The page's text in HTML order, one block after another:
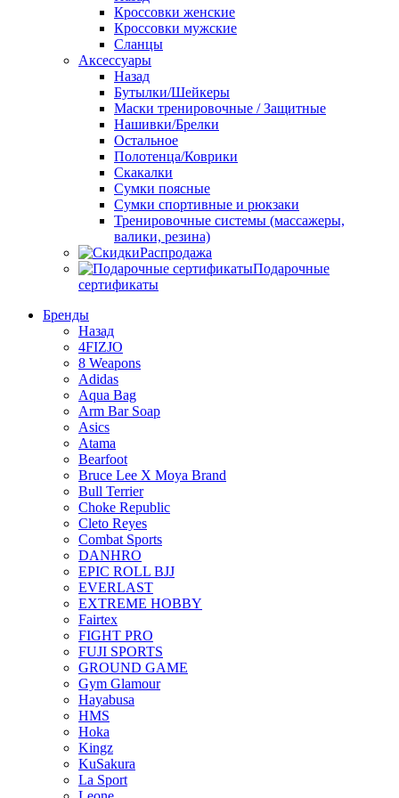
Кроссовки женские
Кроссовки мужские
Сланцы
Аксессуары
Назад
Бутылки/Шейкеры
Маски тренировочные / Защитные
Нашивки/Брелки
Остальное
Полотенца/Коврики
Скакалки
Сумки поясные
Сумки спортивные и рюкзаки
Тренировочные системы (массажеры,
валики, резина)
Распродажа
Подарочные
сертификаты
Бренды
Назад
4FIZJO
8 Weapons
Adidas
Aqua Bag
Arm Bar Soap
Asics
Atama
Bearfoot
Bruce Lee X Moya Brand
Bull Terrier
Choke Republic
Cleto Reyes
Combat Sports
DANHRO
EPIC ROLL BJJ
EVERLAST
EXTREME HOBBY
Fairtex
FIGHT PRO
FUJI SPORTS
GROUND GAME
Gym Glamour
Hayabusa
HMS
Hoka
Kingz
KuSakura
La Sport